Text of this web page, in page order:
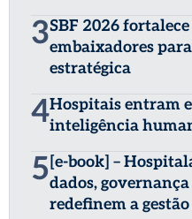
3SBF 2026
embaixadores
estratégica
4Hospitais entram
inteligência
5 [e-book] –
dados,
redefinem a